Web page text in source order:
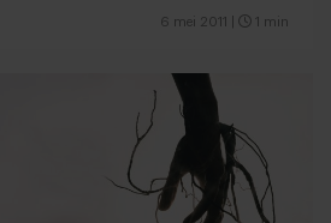
6 mei 2011 1 min